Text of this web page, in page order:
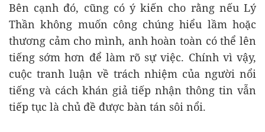
Bên cạnh đó, cũng có ý kiến cho rằng nếu Lý
Thần không muốn công chúng hiểu lầm hoặc
thương cảm cho mình, anh hoàn toàn có thể lên
tiếng sớm hơn để làm rõ sự việc. Chính vì vậy,
cuộc tranh luận về trách nhiệm của người nổi
tiếng và cách khán giả tiếp nhận thông tin vẫn
tiếp tục là chủ đề được bàn tán sôi nổi.